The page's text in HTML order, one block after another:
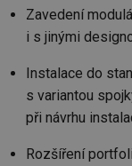
Zavedení
i s jinými
Instalace do
s variantou
při návrhu
Rozšíření